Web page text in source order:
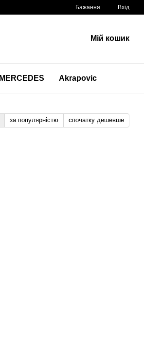
Бажання Вхід
Мій кошик
MERCEDES Akrapovic
за популярністю спочатку дешевше